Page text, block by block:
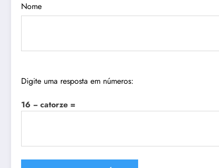
Nome
Digite uma resposta em números:
16 − catorze =